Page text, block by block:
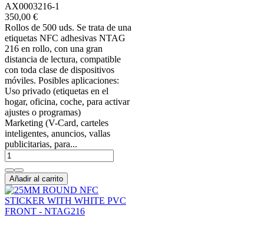
AX0003216-1
350,00 €
Rollos de 500 uds. Se trata de una
etiquetas NFC adhesivas NTAG
216 en rollo, con una gran
distancia de lectura, compatible
con toda clase de dispositivos
móviles. Posibles aplicaciones:
Uso privado (etiquetas en el
hogar, oficina, coche, para activar
ajustes o programas)
Marketing (V-Card, carteles
inteligentes, anuncios, vallas
publicitarias, para...
Añadir al carrito